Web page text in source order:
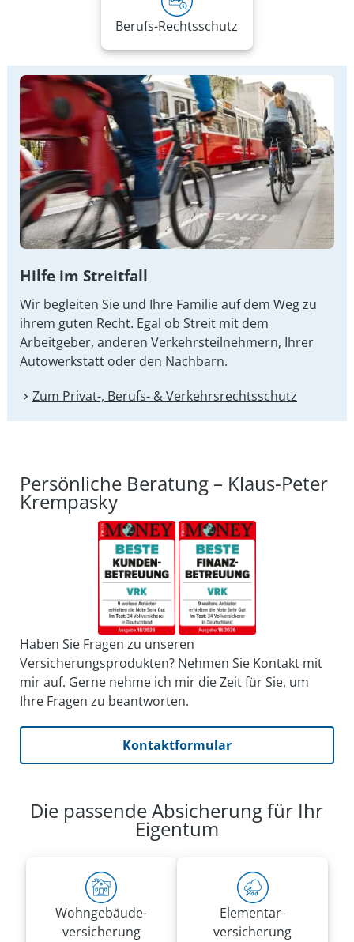
Berufs-Rechtsschutz
Hilfe im Streitfall
Wir begleiten Sie und Ihre Familie auf dem Weg zu
ihrem guten Recht. Egal ob Streit mit dem
Arbeitgeber, anderen Verkehrsteilnehmern, Ihrer
Autowerkstatt oder den Nachbarn.
Zum Privat-, Berufs- & Verkehrsrechtsschutz
Persönliche Beratung – Klaus-Peter
Krempasky
Haben Sie Fragen zu unseren
Versicherungsprodukten? Nehmen Sie Kontakt mit
mir auf. Gerne nehme ich mir die Zeit für Sie, um
Ihre Fragen zu beantworten.
Kontaktformular
Die passende Absicherung für Ihr
Eigentum
Wohn­gebäude­
versicherung
Elementar­
versicherung